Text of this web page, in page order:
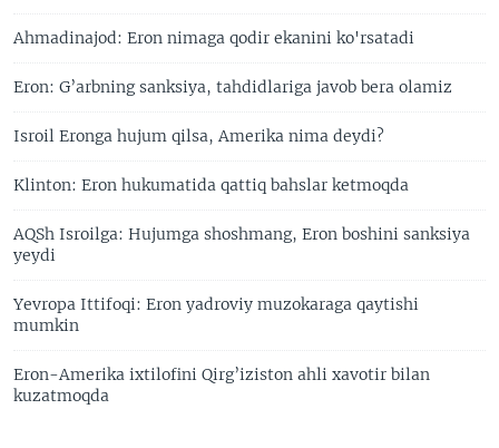
Ahmadinajod: Eron nimaga qodir ekanini ko'rsatadi
Eron: G’arbning sanksiya, tahdidlariga javob bera olamiz
Isroil Eronga hujum qilsa, Amerika nima deydi?
Klinton: Eron hukumatida qattiq bahslar ketmoqda
AQSh Isroilga: Hujumga shoshmang, Eron boshini sanksiya
yeydi
Yevropa Ittifoqi: Eron yadroviy muzokaraga qaytishi
mumkin
Eron-Amerika ixtilofini Qirg’iziston ahli xavotir bilan
kuzatmoqda